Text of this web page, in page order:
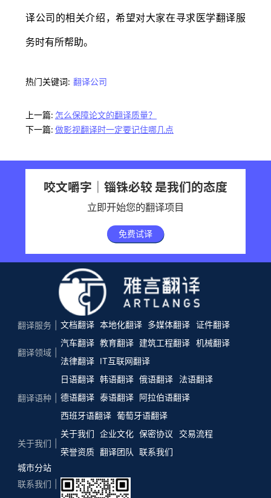
译公司的相关介绍，希望对大家在寻求医学翻译服
务时有所帮助。
热门关键词: 翻译公司
上一篇: 怎么保障论文的翻译质量？
下一篇: 做影视翻译时一定要记住哪几点
咬文嚼字｜锱铢必较 是我们的态度
立即开始您的翻译项目
免费试译
翻译服务 文档翻译 本地化翻译 多媒体翻译 证件翻译
翻译领域
汽车翻译 教育翻译 建筑工程翻译 机械翻译
法律翻译
IT互联网翻译
翻译语种
日语翻译 韩语翻译 俄语翻译
法语翻译
德语翻译 泰语翻译 阿拉伯语翻译
西班牙语翻译 葡萄牙语翻译
关于我们
关于我们 企业文化 保密协议
交易流程
荣誉资质 翻译团队
联系我们
城市分站
联系我们